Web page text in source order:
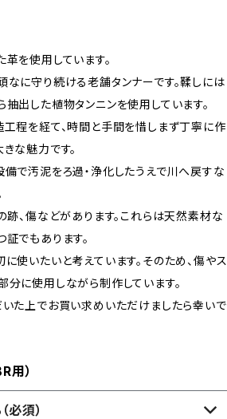
を使用しています。
に守り続ける老舗タンナーです。鞣しには
出した植物タンニンを使用しています。
程を経て、時間と手間を惜しまず丁寧に作
な魅力です。
で汚泥をろ過・浄化したうえで川へ戻すな
跡、傷などがあります。これらは天然素材な
でもあります。
使いたいと考えています。そのため、傷やス
に使用しながら制作しています。
た上でお買い求めいただけましたら幸いで
用）
必須）